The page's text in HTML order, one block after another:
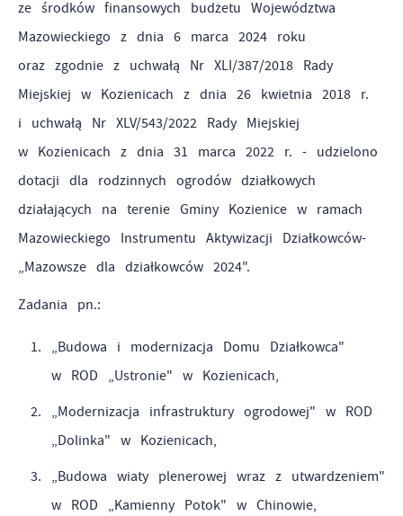
ze środków finansowych budżetu Województwa
Mazowieckiego z dnia 6 marca 2024 roku
oraz zgodnie z uchwałą Nr XLI/387/2018 Rady
Miejskiej w Kozienicach z dnia 26 kwietnia 2018 r.
i uchwałą Nr XLV/543/2022 Rady Miejskiej
w Kozienicach z dnia 31 marca 2022 r. - udzielono
dotacji dla rodzinnych ogrodów działkowych
działających na terenie Gminy Kozienice w ramach
Mazowieckiego Instrumentu Aktywizacji Działkowców-
„Mazowsze dla działkowców 2024".
Zadania pn.:
„Budowa i modernizacja Domu Działkowca"
w ROD „Ustronie" w Kozienicach,
„Modernizacja infrastruktury ogrodowej" w ROD
„Dolinka" w Kozienicach,
„Budowa wiaty plenerowej wraz z utwardzeniem"
w ROD „Kamienny Potok" w Chinowie,
internetowych pod względem ich popularności wśród
użytkowników. Zgromadzone informacje są przetwarzane w
formie zanonimizowanej. Wyrażenie zgody na analityczne
pliki cookies gwarantuje dostępność wszystkich
funkcjonalności.
partnerów.
Promocyjne pliki cookies służą do prezentowania Ci
naszych komunikatów na podstawie analizy Twoich
upodobań oraz Twoich zwyczajów dotyczących przeglądanej
witryny internetowej. Treści promocyjne mogą pojawić się
na stronach podmiotów trzecich lub firm będących naszymi
partnerami oraz innych dostawców usług. Firmy te działają
postaci wiadomości, ofert, komunikatów mediów
społecznościowych.